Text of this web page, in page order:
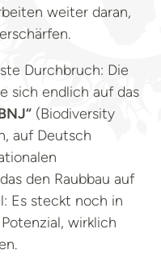
weiter daran,
Durchbruch: Die
sich endlich auf das
(Biodiversity
auf Deutsch
den Raubbau auf
Es steckt noch in
wirklich